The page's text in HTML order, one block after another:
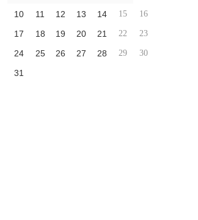
10 11 12 13 14 15 16
17 18 19 20 21 22 23
24 25 26 27 28 29 30
31